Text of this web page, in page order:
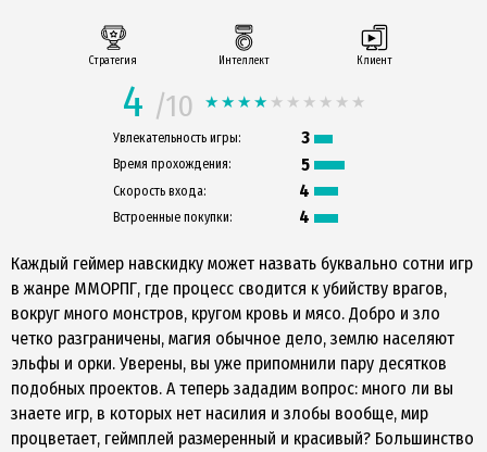
Стратегия Интеллект Клиент
4 /10
Увлекательность игры: 3
Время прохождения: 5
Скорость входа: 4
Встроенные покупки: 4
Каждый геймер навскидку может назвать буквально сотни игр
в жанре ММОРПГ, где процесс сводится к убийству врагов,
вокруг много монстров, кругом кровь и мясо. Добро и зло
четко разграничены, магия обычное дело, землю населяют
эльфы и орки. Уверены, вы уже припомнили пару десятков
подобных проектов. А теперь зададим вопрос: много ли вы
знаете игр, в которых нет насилия и злобы вообще, мир
процветает, геймплей размеренный и красивый? Большинство